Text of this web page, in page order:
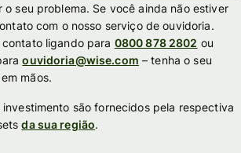
o seu problema. Se você ainda não estiver
com o nosso serviço de ouvidoria.
ligando para 0800 878 2802 ou
ouvidoria@wise.com – tenha o seu
mãos.
são fornecidos pela respectiva
da sua região.